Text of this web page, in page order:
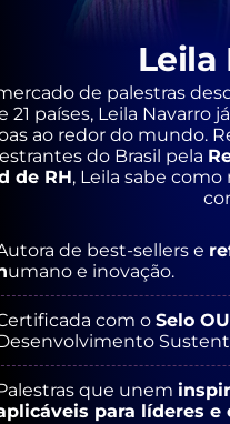
Leila
de palestras
21 países, Leila Navarro
ao redor do mundo.
do Brasil pela
de RH, Leila sabe
de best-sellers e
umano e inovação.
com o Selo
que unem
para líderes e